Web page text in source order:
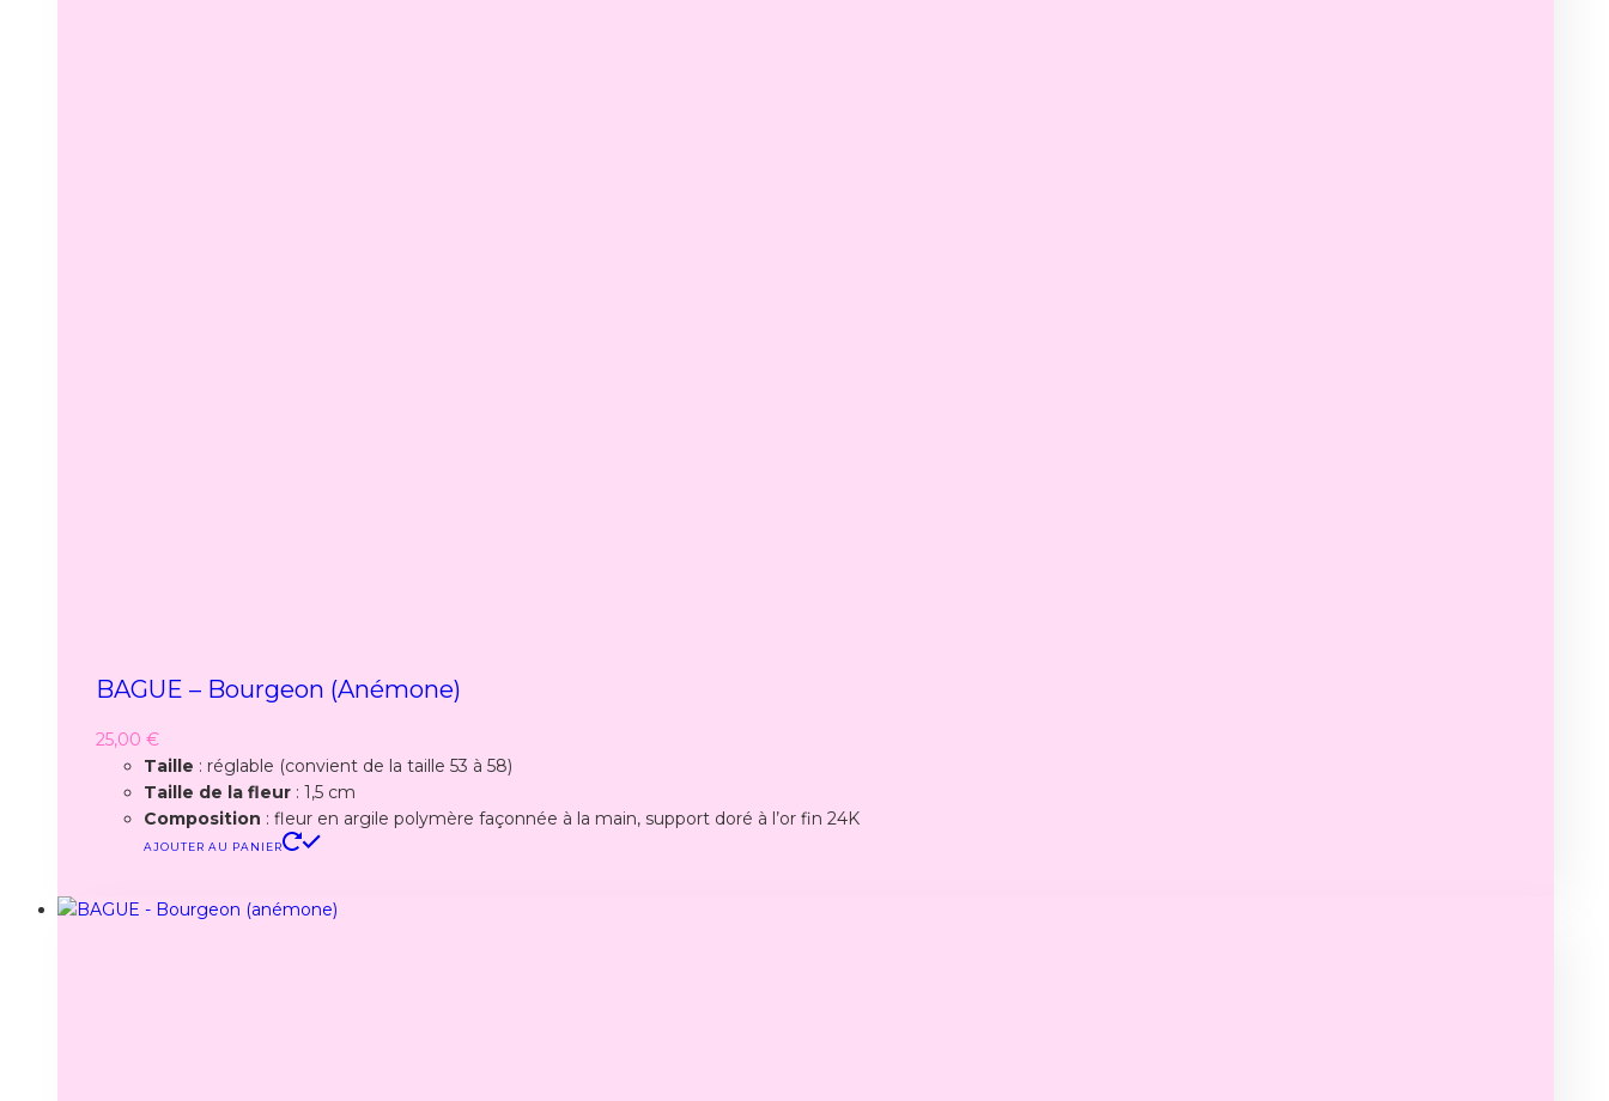
BAGUE – Bourgeon (anémone)
25,00 €
Taille : réglable (convient de la taille 53 à 58)
Taille de la fleur : 1,5 cm
Composition : fleur en argile polymère façonnée à la main, support doré à l’or fin 24K
AJOUTER AU PANIER